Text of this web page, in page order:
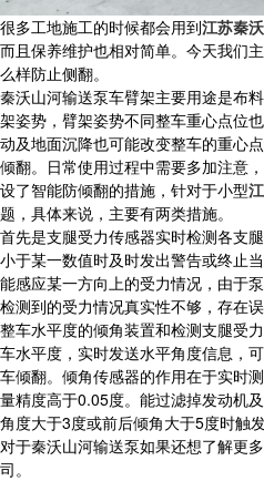
很多工地施工的时候都会用到江苏秦
而且保养维护也相对简单。今天我们
么样防止侧翻。
秦沃山河输送泵车臂架主要用途是布
架姿势，臂架姿势不同整车重心点位
动及地面沉降也可能改变整车的重心
倾翻。日常使用过程中需要多加注意
设了智能防倾翻的措施，针对于小型
题，具体来说，主要有两类措施。
首先是支腿受力传感器实时检测各支
小于某一数值时及时发出警告或终止
能感应某一方向上的受力情况，由于
检测到的受力情况真实性不够，存在
整车水平度的倾角装置和检测支腿受
车水平度，实时发送水平角度信息，
车倾翻。倾角传感器的作用在于实时
量精度高于0.05度。能过滤掉发动机
角度大于3度或前后倾角大于5度时触发
对于秦沃山河输送泵如果还想了解更
司。